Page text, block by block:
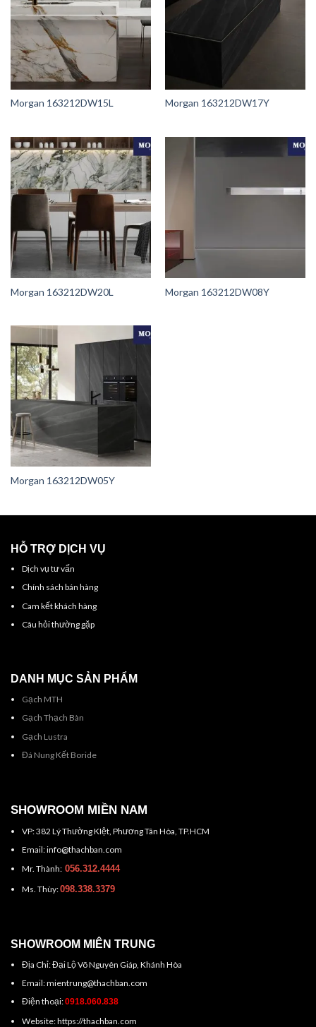
Morgan 163212DW15L Morgan 163212DW17Y
Morgan 163212DW20L Morgan 163212DW08Y
Morgan 163212DW05Y
HỖ TRỢ DỊCH VỤ
Dịch vụ tư vấn
Chính sách bán hàng
Cam kết khách hàng
Câu hỏi thường gặp
DANH MỤC SẢN PHẨM
Gạch MTH
Gạch Thạch Bàn
Gạch Lustra
Đá Nung Kết Boride
SHOWROOM MIỀN NAM
VP: 382 Lý Thường KIệt, Phương Tân Hòa, TP.HCM
Email: info@thachban.com
Mr. Thành:056.312.4444
Ms. Thùy:098.338.3379
SHOWROOM MIÊN TRUNG
Địa Chỉ: Đại Lộ Võ Nguyên Giáp, Khánh Hòa
Email: mientrung@thachban.com
Điện thoại:0918.060.838
Website: https://thachban.com